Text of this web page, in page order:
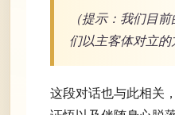
（提示：我们目
们以主客体对立
这段对话也与此相关